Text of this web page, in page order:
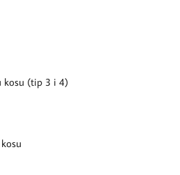
kosu (tip 3 i 4)